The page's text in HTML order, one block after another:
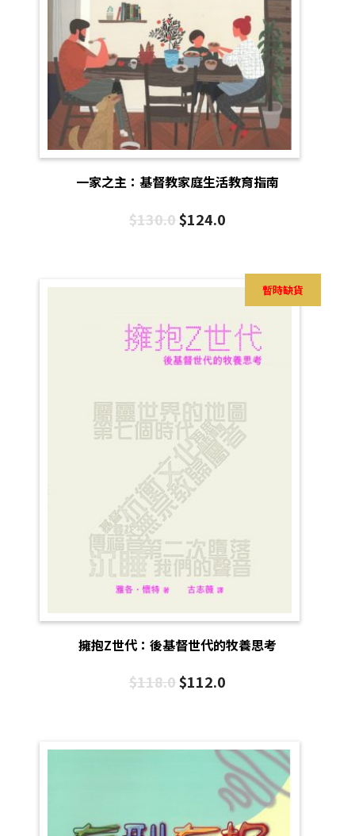
一家之主：基督教家庭生活教育指南
$130.0$124.0
擁抱Z世代：後基督世代的牧養思考
暫時缺貨
$118.0$112.0